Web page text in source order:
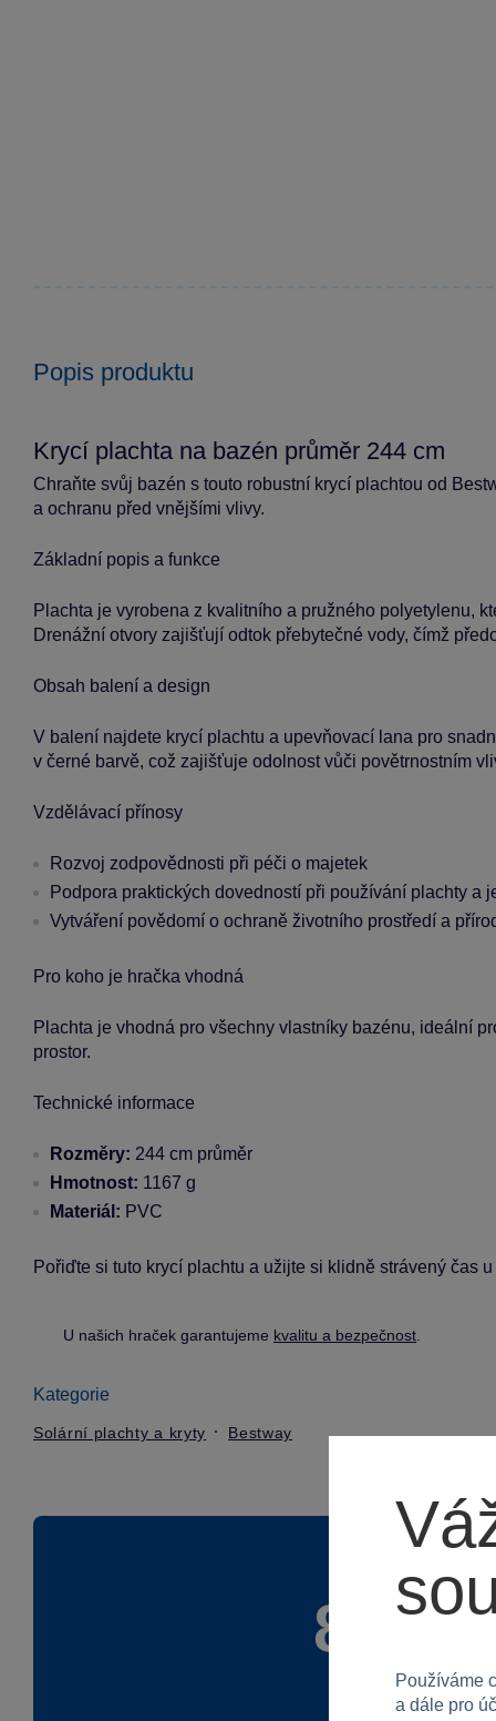
Popis produktu
Krycí plachta na bazén průměr 244 cm
Chraňte svůj bazén s touto robustní krycí plachtou od
a ochranu před vnějšími vlivy.
Základní popis a funkce
Plachta je vyrobena z kvalitního a pružného polyetylenu,
Drenážní otvory zajišťují odtok přebytečné vody, čímž
Obsah balení a design
V balení najdete krycí plachtu a upevňovací lana pro
v černé barvě, což zajišťuje odolnost vůči povětrnostním
Vzdělávací přínosy
Rozvoj zodpovědnosti při péči o majetek
Podpora praktických dovedností při používání plachty a
Vytváření povědomí o ochraně životního prostředí a
Pro koho je hračka vhodná
Plachta je vhodná pro všechny vlastníky bazénu, ideální
prostor.
Technické informace
Rozměry: 244 cm průměr
Hmotnost: 1167 g
Materiál: PVC
Pořiďte si tuto krycí plachtu a užijte si klidně strávený čas
U našich hraček garantujeme kvalitu a bezpečnost
Kategorie
Solární plachty a kryty Bestway
80 %
Používáme
a dále pro